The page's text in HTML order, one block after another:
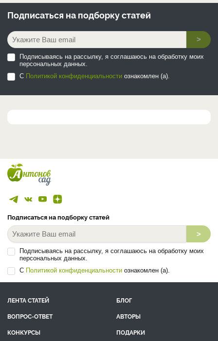
Подписаться на подборку статей
>
Подписываясь на рассылку, я соглашаюсь на обработку моих
персональных данных.
С Политикой конфиденциальности ознакомлен (а).
Подписаться на подборку статей
>
Подписываясь на рассылку, я соглашаюсь на обработку моих
персональных данных.
С Политикой конфиденциальности ознакомлен (а).
ЛЕНТА СТАТЕЙ
БЛОГ
ВОПРОС-ОТВЕТ
АВТОРЫ
КОНКУРСЫ
ПОДАРКИ